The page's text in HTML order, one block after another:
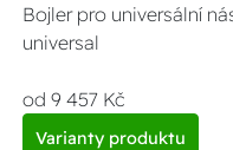
Bojler pro universální
universal
od 9 457 Kč
Varianty produktu